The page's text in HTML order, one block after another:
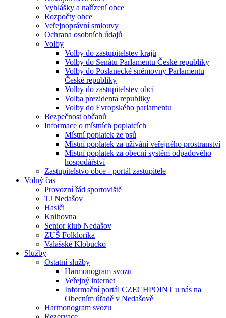
Vyhlášky a nařízení obce
Rozpočty obce
Veřejnoprávní smlouvy
Ochrana osobních údajů
Volby
Volby do zastupitelstev krajů
Volby do Senátu Parlamentu České republiky
Volby do Poslanecké sněmovny Parlamentu
České republiky
Volby do zastupitelstev obcí
Volba prezidenta republiky
Volby do Evropského parlamentu
Bezpečnost občanů
Informace o místních poplatcích
Místní poplatek ze psů
Místní poplatek za užívání veřejného prostranství
Místní poplatek za obecní systém odpadového
hospodářství
Zastupitelstvo obce - portál zastupitele
Volný čas
Provozní řád sportoviště
TJ Nedašov
Hasiči
Knihovna
Senior klub Nedašov
ZUŠ Folklorika
Valašské Klobucko
Služby
Ostatní služby
Harmonogram svozu
Veřejný internet
Informační portál CZECHPOINT u nás na
Obecním úřadě v Nedašově
Harmonogram svozu